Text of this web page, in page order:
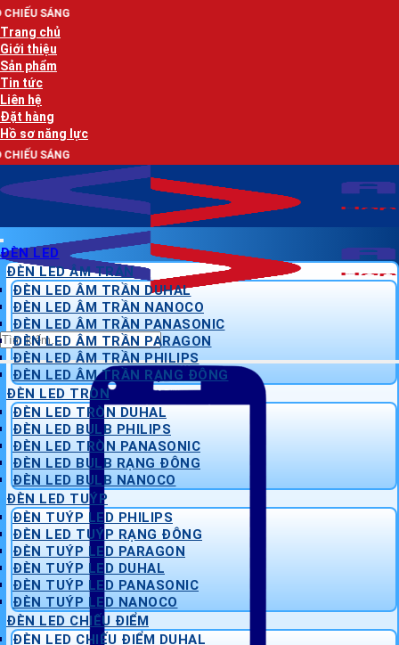
Bỏ
qua
nội
dung
Trang chủ
Giới thiệu
Sản phẩm
Tin tức
Liên hệ
Đặt hàng
Hồ sơ năng lực
Tìm
kiếm:
ĐÈN LED
ĐÈN LED ÂM TRẦN
ĐÈN LED ÂM TRẦN DUHAL
ĐÈN LED ÂM TRẦN NANOCO
ĐÈN LED ÂM TRẦN PANASONIC
ĐÈN LED ÂM TRẦN PARAGON
ĐÈN LED ÂM TRẦN PHILIPS
ĐÈN LED ÂM TRẦN RẠNG ĐÔNG
ĐÈN LED TRÒN
ĐÈN LED TRÒN DUHAL
ĐÈN LED BULB PHILIPS
ĐÈN LED TRÒN PANASONIC
ĐÈN LED BULB RẠNG ĐÔNG
ĐÈN LED BULB NANOCO
ĐÈN LED TUÝP
ĐÈN TUÝP LED PHILIPS
ĐÈN LED TUÝP RẠNG ĐÔNG
ĐÈN TUÝP LED PARAGON
ĐÈN TUÝP LED DUHAL
ĐÈN TUÝP LED PANASONIC
ĐÈN TUÝP LED NANOCO
ĐÈN LED CHIẾU ĐIỂM
ĐÈN LED CHIẾU ĐIỂM DUHAL